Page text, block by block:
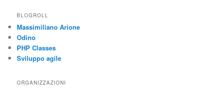
BLOGROLL
Massimiliano Arione
Odino
PHP Classes
Sviluppo agile
ORGANIZZAZIONI